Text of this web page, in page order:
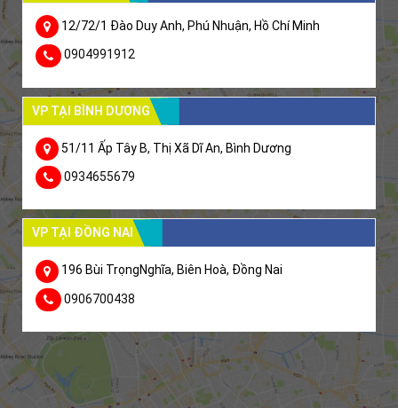
12/72/1 Đào Duy Anh, Phú Nhuận, Hồ Chí Minh
0904991912
VP TẠI BÌNH DƯƠNG
51/11 Ấp Tây B, Thị Xã Dĩ An, Bình Dương
0934655679
VP TẠI ĐỒNG NAI
196 Bùi TrọngNghĩa, Biên Hoà, Đồng Nai
0906700438